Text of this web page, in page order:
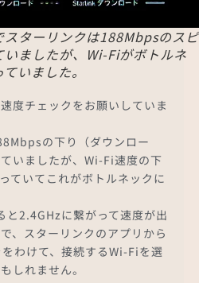
スターリンクは188Mbpsのスピ
いましたが、Wi-Fiがボトルネ
いました。
度チェックをお願いしていま
の下り（ダウンロー
いましたが、Wi-Fi速度の下
ていてこれがボトルネックに
2.4GHzに繋がって速度が出
、スターリンクのアプリから
わけて、接続するWi-Fiを選
しれません。